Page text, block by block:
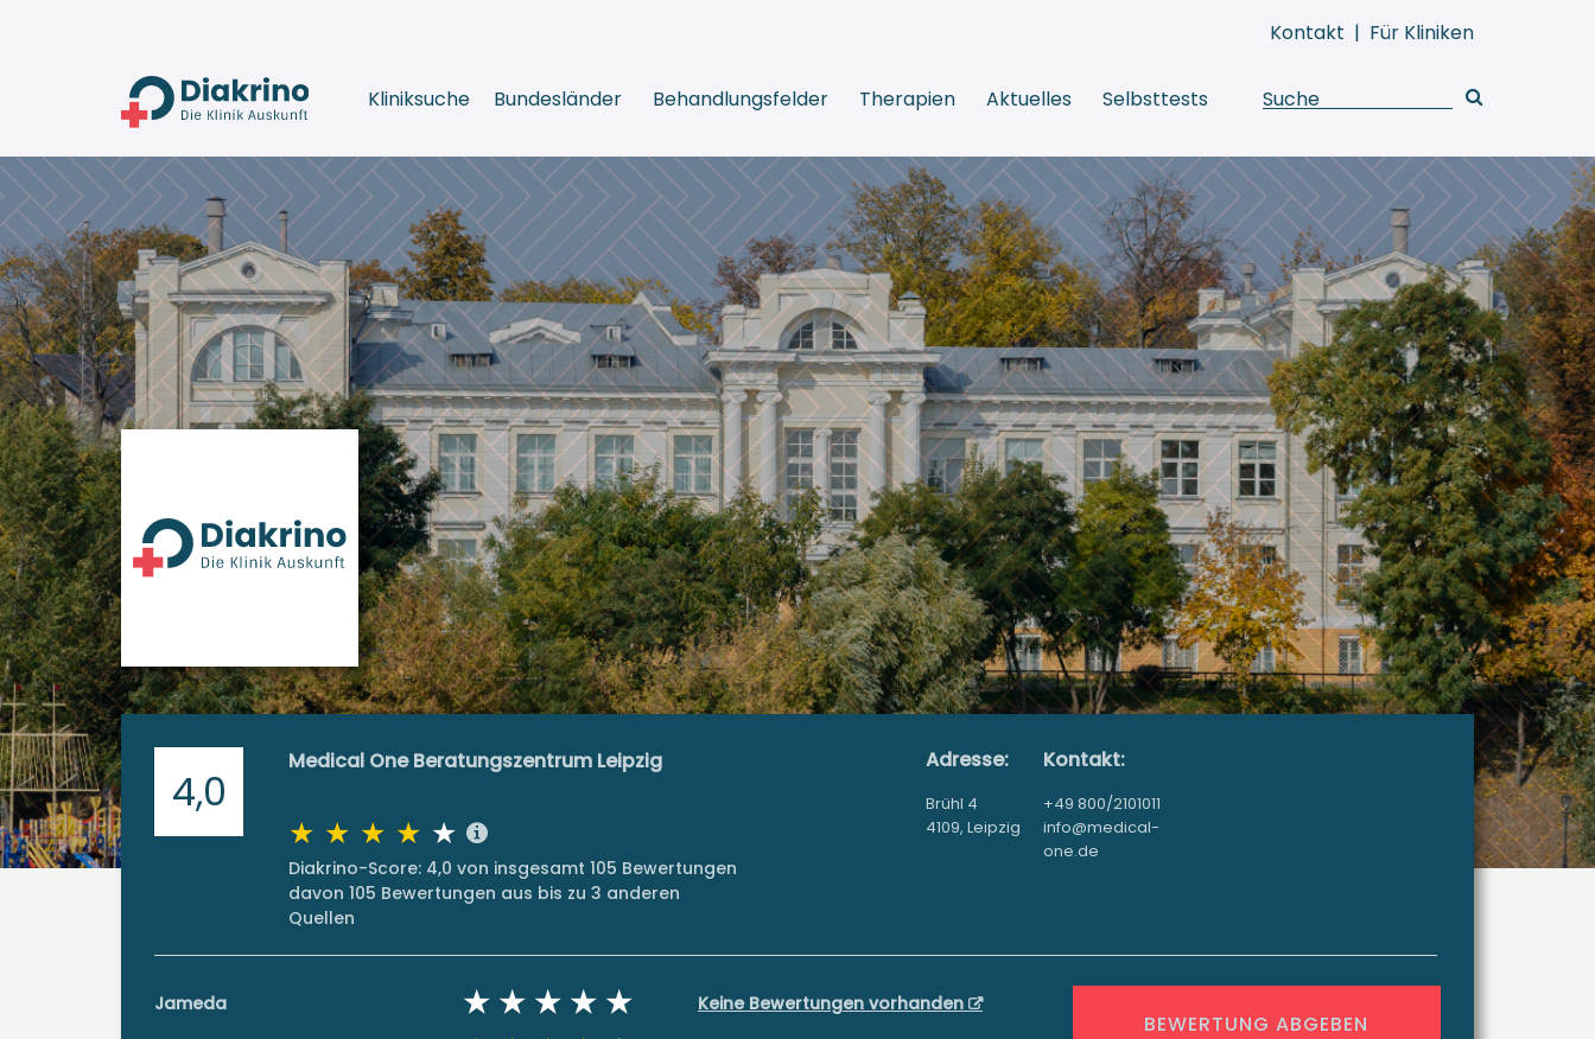
Kontakt | Für Kliniken
Kliniksuche Bundesländer Behandlungsfelder Therapien Aktuelles Selbsttests
4,0
Medical One Beratungszentrum Leipzig
Diakrino-Score: 4,0 von insgesamt 105 Bewertungen
davon 105 Bewertungen aus bis zu 3 anderen
Quellen
Adresse:
Brühl 4
4109, Leipzig
Kontakt:
+49 800/2101011
info@medical-
one.de
Jameda Keine Bewertungen vorhanden
BEWERTUNG ABGEBEN